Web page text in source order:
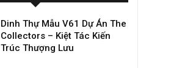
Dinh Thự Mẫu V61 Dự Án The
Collectors – Kiệt Tác Kiến
Trúc Thượng Lưu